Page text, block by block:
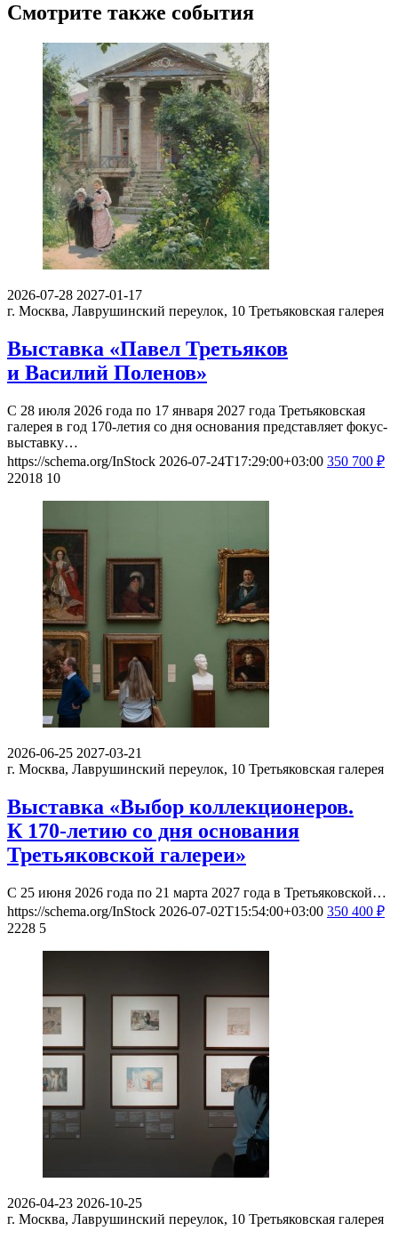
Смотрите также события
2026-07-28 2027-01-17
г. Москва, Лаврушинский переулок, 10 Третьяковская галерея
Выставка «Павел Третьяков
и Василий Поленов»
С 28 июля 2026 года по 17 января 2027 года Третьяковская
галерея в год 170-летия со дня основания представляет фокус-
выставку…
https://schema.org/InStock 2026-07-24T17:29:00+03:00 350 700 ₽
22018 10
2026-06-25 2027-03-21
г. Москва, Лаврушинский переулок, 10 Третьяковская галерея
Выставка «Выбор коллекционеров.
К 170-летию со дня основания
Третьяковской галереи»
С 25 июня 2026 года по 21 марта 2027 года в Третьяковской…
https://schema.org/InStock 2026-07-02T15:54:00+03:00 350 400 ₽
2228 5
2026-04-23 2026-10-25
г. Москва, Лаврушинский переулок, 10 Третьяковская галерея